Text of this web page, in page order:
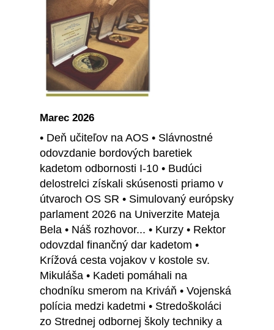
Marec 2026
• Deň učiteľov na AOS • Slávnostné
odovzdanie bordových baretiek
kadetom odbornosti I-10 • Budúci
delostrelci získali skúsenosti priamo v
útvaroch OS SR • Simulovaný európsky
parlament 2026 na Univerzite Mateja
Bela • Náš rozhovor... • Kurzy • Rektor
odovzdal finančný dar kadetom •
Krížová cesta vojakov v kostole sv.
Mikuláša • Kadeti pomáhali na
chodníku smerom na Kriváň • Vojenská
polícia medzi kadetmi • Stredoškoláci
zo Strednej odbornej školy techniky a